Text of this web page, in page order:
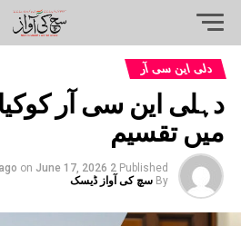
دلی این سی آر
میں تقسیم
Published
2 months ago
on June 17, 2026
By سچ کی آواز ڈیسک